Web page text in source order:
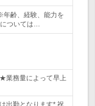
齢、経験、能力を
ついては…
業務量によって早上
出勤となります* 祝